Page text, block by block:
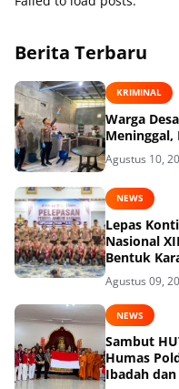
Berita Terbaru
KRIMINAL
Warga
Meninggal,
Agustus 10,
NEWS
Lepas
Nasional
Bentuk
Lingkungan
Agustus 09,
NEWS
Sambut HUT ke-81 RI,
Humas
Ibadah